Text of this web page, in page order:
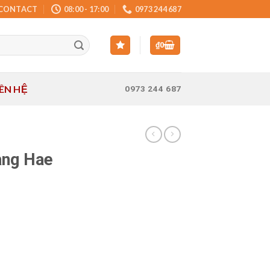
08:00 - 17:00 0973 244 687
₫0
HỆ 0973 244 687
Hae